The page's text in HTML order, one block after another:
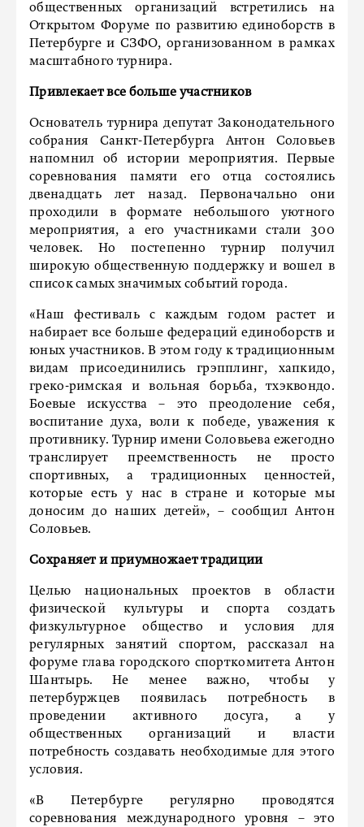
общественных организаций встретились на
Открытом Форуме по развитию единоборств в
Петербурге и СЗФО, организованном в рамках
масштабного турнира.
Привлекает все больше участников
Основатель турнира депутат Законодательного
собрания Санкт-Петербурга Антон Соловьев
напомнил об истории мероприятия. Первые
соревнования памяти его отца состоялись
двенадцать лет назад. Первоначально они
проходили в формате небольшого уютного
мероприятия, а его участниками стали 300
человек. Но постепенно турнир получил
широкую общественную поддержку и вошел в
список самых значимых событий города.
«Наш фестиваль с каждым годом растет и
набирает все больше федераций единоборств и
юных участников. В этом году к традиционным
видам присоединились грэпплинг, хапкидо,
греко-римская и вольная борьба, тхэквондо.
Боевые искусства – это преодоление себя,
воспитание духа, воли к победе, уважения к
противнику. Турнир имени Соловьева ежегодно
транслирует преемственность не просто
спортивных, а традиционных ценностей,
которые есть у нас в стране и которые мы
доносим до наших детей», – сообщил Антон
Соловьев.
Сохраняет и приумножает традиции
Целью национальных проектов в области
физической культуры и спорта создать
физкультурное общество и условия для
регулярных занятий спортом, рассказал на
форуме глава городского спорткомитета Антон
Шантырь. Не менее важно, чтобы у
петербуржцев появилась потребность в
проведении активного досуга, а у
общественных организаций и власти
потребность создавать необходимые для этого
условия.
«В Петербурге регулярно проводятся
соревнования международного уровня – это